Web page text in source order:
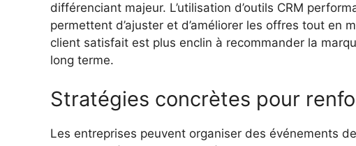
différenciant majeur. L’utilisation d’outils CRM
permettent d’ajuster et d’améliorer les offres tout en
client satisfait est plus enclin à recommander la
long terme.
Stratégies concrètes pour
Les entreprises peuvent organiser des événements